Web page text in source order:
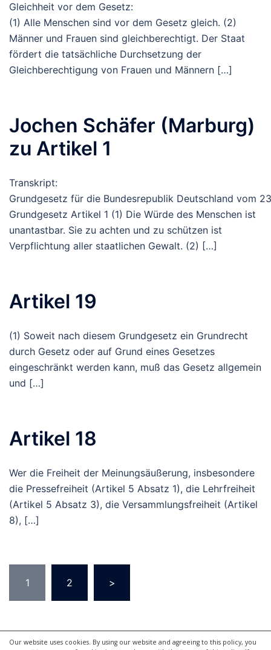
Our website uses cookies. By using our website and agreeing to this policy, you
Gleichheit vor dem Gesetz:
(1) Alle Menschen sind vor dem Gesetz gleich. (2)
Männer und Frauen sind gleichberechtigt. Der Staat
fördert die tatsächliche Durchsetzung der
Gleichberechtigung von Frauen und Männern […]
Jochen Schäfer (Marburg)
zu Artikel 1
Transkript:
Grundgesetz für die Bundesrepublik Deutschland vom
Grundgesetz Artikel 1 (1) Die Würde des Menschen ist
unantastbar. Sie zu achten und zu schützen ist
Verpflichtung aller staatlichen Gewalt. (2) […]
Artikel 19
(1) Soweit nach diesem Grundgesetz ein Grundrecht
durch Gesetz oder auf Grund eines Gesetzes
eingeschränkt werden kann, muß das Gesetz allgemein
und […]
Artikel 18
Wer die Freiheit der Meinungsäußerung, insbesondere
die Pressefreiheit (Artikel 5 Absatz 1), die Lehrfreiheit
(Artikel 5 Absatz 3), die Versammlungsfreiheit (Artikel
8), […]
der
Beiträge
1 2 >